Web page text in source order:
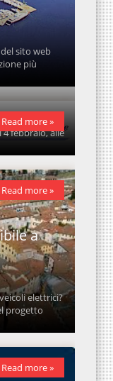
sito web
più
Club
febbraio, alle
Read more »
a
elettrici?
progetto
Read more »
Read more »